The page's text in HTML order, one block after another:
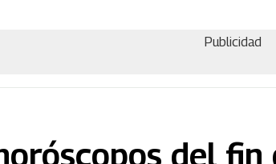
Publicidad
del fin